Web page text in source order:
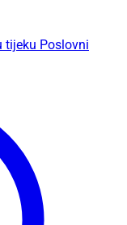
tijeku Poslovni